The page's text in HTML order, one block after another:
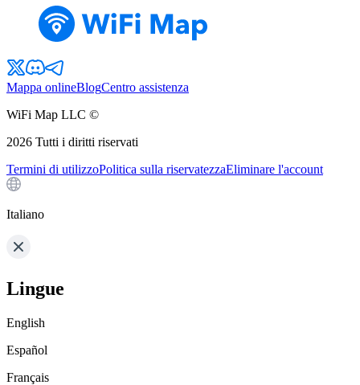
Mappa onlineBlogCentro assistenza
WiFi Map LLC ©
2026 Tutti i diritti riservati
Termini di utilizzoPolitica sulla riservatezzaEliminare l'account
Italiano
Lingue
English
Español
Français